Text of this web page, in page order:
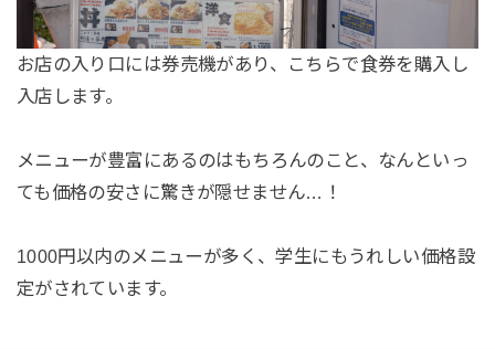
お店の入り口には券売機があり、こちらで食券を購入し
入店します。
メニューが豊富にあるのはもちろんのこと、なんといっ
ても価格の安さに驚きが隠せません…！
1000円以内のメニューが多く、学生にもうれしい価格設
定がされています。